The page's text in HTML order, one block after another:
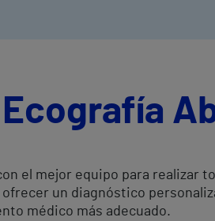
el mejor equipo para realizar
un diagnóstico
médico más adecuado.